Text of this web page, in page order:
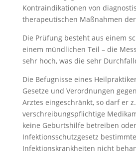
Kontraindikationen von
therapeutischen Maßnahmen
Die Prüfung besteht aus einem
einem mündlichen Teil – die
sehr hoch, was die sehr
Die Befugnisse eines
Gesetze und Verordnungen
Arztes eingeschränkt, so darf er
verschreibungspflichtige
keine Geburtshilfe betreiben
Infektionsschutzgesetz bestimmte
Infektionskrankheiten nicht